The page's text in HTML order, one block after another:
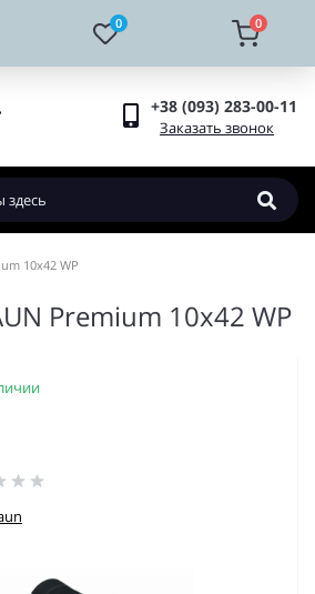
0 0
+38 (093) 283-00-11
Заказать звонок
10х42 WP
Premium 10х42 WP